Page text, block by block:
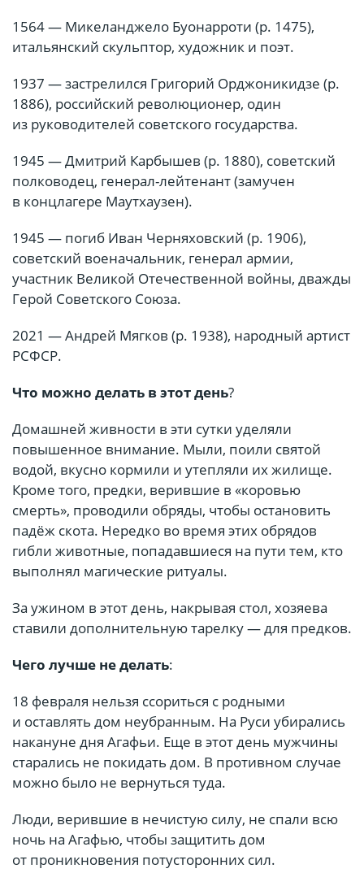
1564 — Микеланджело Буонарроти (р. 1475),
итальянский скульптор, художник и поэт.
1937 — застрелился Григорий Орджоникидзе (р.
1886), российский революционер, один
из руководителей советского государства.
1945 — Дмитрий Карбышев (р. 1880), советский
полководец, генерал-лейтенант (замучен
в концлагере Маутхаузен).
1945 — погиб Иван Черняховский (р. 1906),
советский военачальник, генерал армии,
участник Великой Отечественной войны, дважды
Герой Советского Союза.
2021 — Андрей Мягков (р. 1938), народный артист
РСФСР.
Что можно делать в этот день?
Домашней живности в эти сутки уделяли
повышенное внимание. Мыли, поили святой
водой, вкусно кормили и утепляли их жилище.
Кроме того, предки, верившие в «коровью
смерть», проводили обряды, чтобы остановить
падёж скота. Нередко во время этих обрядов
гибли животные, попадавшиеся на пути тем, кто
выполнял магические ритуалы.
За ужином в этот день, накрывая стол, хозяева
ставили дополнительную тарелку — для предков.
Чего лучше не делать:
18 февраля нельзя ссориться с родными
и оставлять дом неубранным. На Руси убирались
накануне дня Агафьи. Еще в этот день мужчины
старались не покидать дом. В противном случае
можно было не вернуться туда.
Люди, верившие в нечистую силу, не спали всю
ночь на Агафью, чтобы защитить дом
от проникновения потусторонних сил.